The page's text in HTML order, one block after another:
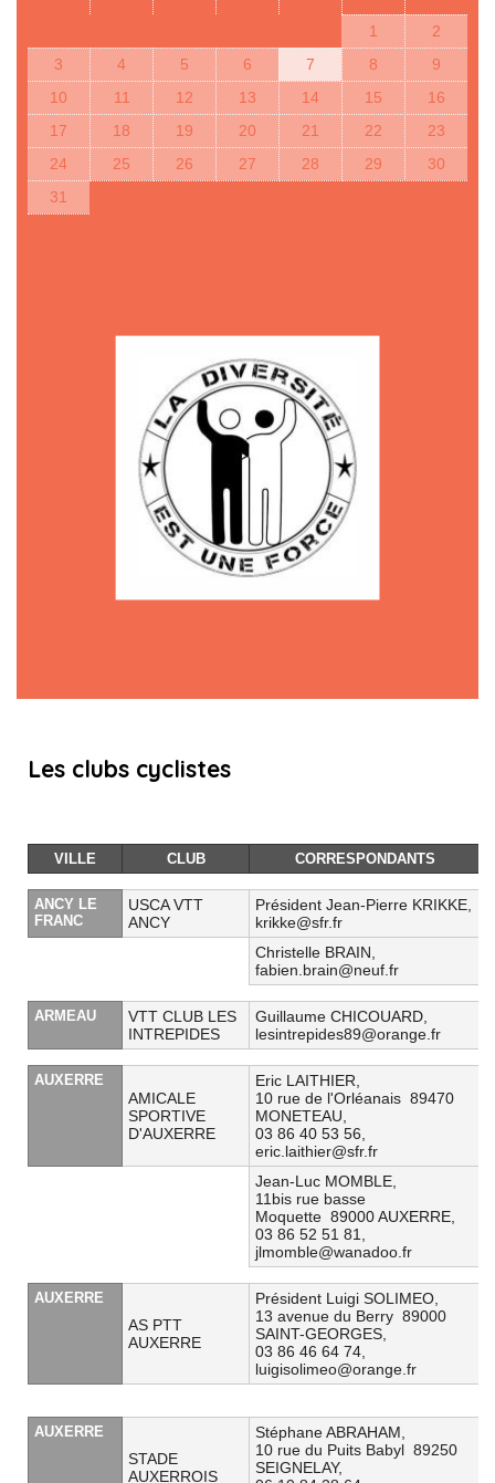
1
2
3
4 5 6 7 8
9
10
11 12 13 14 15
16
17
18 19 20 21 22
23
24
25 26 27 28 29
30
31
Les clubs cyclistes
VILLE CLUB CORRESPONDANTS
ANCY LE
FRANC
USCA VTT
ANCY
Président Jean-Pierre KRIKKE,
krikke@sfr.fr
Christelle BRAIN,
fabien.brain@neuf.fr
ARMEAU
VTT CLUB LES
INTREPIDES
Guillaume CHICOUARD,
lesintrepides89@orange.fr
AUXERRE
AMICALE
SPORTIVE
D'AUXERRE
Eric LAITHIER,
10 rue de l'Orléanais 89470
MONETEAU,
03 86 40 53 56,
eric.laithier@sfr.fr
Jean-Luc MOMBLE,
11bis rue basse
Moquette 89000 AUXERRE,
03 86 52 51 81,
jlmomble@wanadoo.fr
AUXERRE
AS PTT
AUXERRE
Président Luigi SOLIMEO,
13 avenue du Berry 89000
SAINT-GEORGES,
03 86 46 64 74,
luigisolimeo@orange.fr
AUXERRE
STADE
AUXERROIS
Stéphane ABRAHAM,
10 rue du Puits Babyl 89250
SEIGNELAY,